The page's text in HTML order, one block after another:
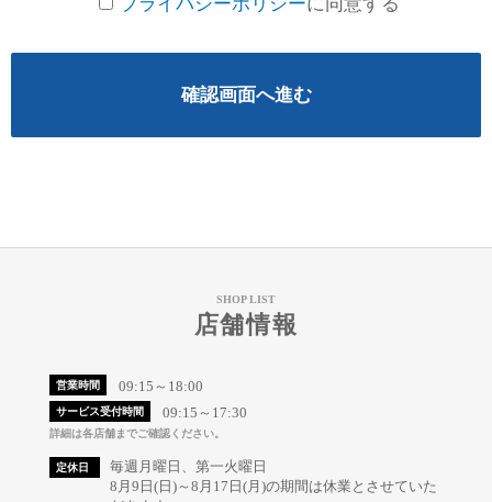
プライバシーポリシーに同意する
確認画面へ進む
SHOP LIST
店舗情報
営業時間 09:15～18:00
サービス受付時間 09:15～17:30
詳細は各店舗までご確認ください。
定休日
毎週月曜日、第一火曜日
8月9日(日)～8月17日(月)の期間は休業とさせていた